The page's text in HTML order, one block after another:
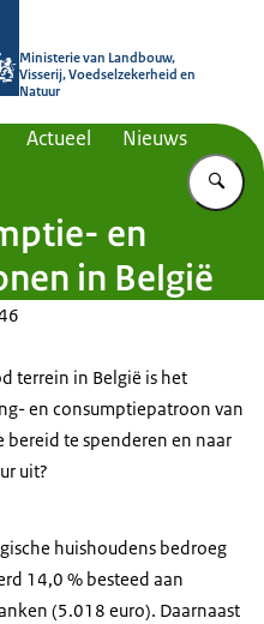
Ministerie van Landbouw,
Visserij, Voedselzekerheid en
Natuur
Actueel Nieuws
en
in België
terrein in België is het
en consumptiepatroon van
bereid te spenderen en naar
uit?
huishoudens bedroeg
14,0 % besteed aan
(5.018 euro). Daarnaast